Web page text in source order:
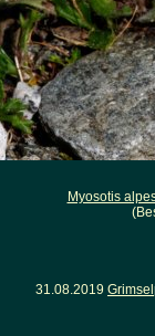
Myosotis
31.08.2019